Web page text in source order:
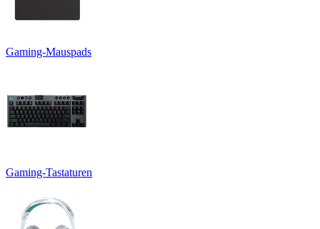
Gaming-Mauspads
Gaming-Tastaturen